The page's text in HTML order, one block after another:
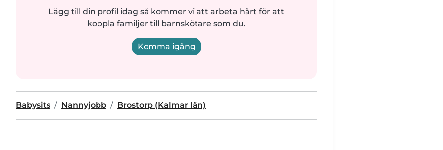
Lägg till din profil idag så kommer vi att arbeta hårt för att
koppla familjer till barnskötare som du.
Komma igång
Babysits Nannyjobb Brostorp (Kalmar län)